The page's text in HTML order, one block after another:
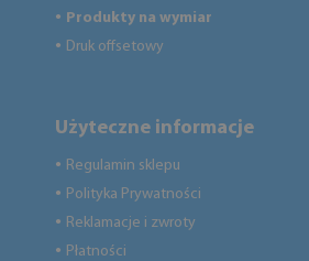
● Produkty na wymiar
● Druk offsetowy
Użyteczne informacje
● Regulamin sklepu
● Polityka Prywatności
● Reklamacje i zwroty
● Płatności